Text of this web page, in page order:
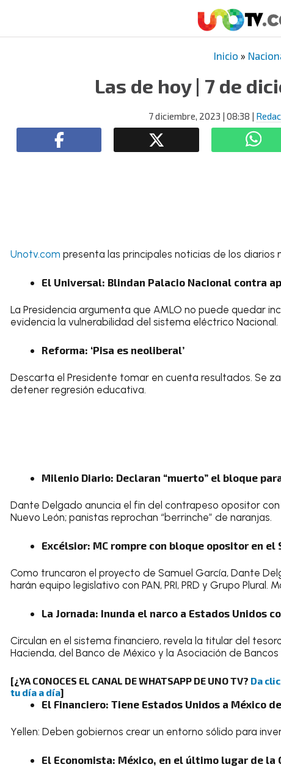
Inicio »
Las de hoy | 7 de
7 diciembre, 2023 | 08:38 |
Unotv.com presenta las principales noticias de los
El Universal: Blindan Palacio Nacional contra
La Presidencia argumenta que AMLO no puede quedar
evidencia la vulnerabilidad del sistema eléctrico Nacional.
Reforma: ‘Pisa es neoliberal’
Descarta el Presidente tomar en cuenta resultados. Se
detener regresión educativa.
Milenio Diario: Declaran “muerto” el bloque
Dante Delgado anuncia el fin del contrapeso opositor
Nuevo León; panistas reprochan “berrinche” de naranjas.
Excélsior: MC rompre con bloque opositor en el
Como truncaron el proyecto de Samuel García, Dante
harán equipo legislativo con PAN, PRI, PRD y Grupo
La Jornada: Inunda el narco a Estados Unidos
Circulan en el sistema financiero, revela la titular del
Hacienda, del Banco de México y la Asociación de
[¿YA CONOCES EL CANAL DE WHATSAPP DE UNO TV? Da
tu día a día]
El Financiero: Tiene Estados Unidos a México
Yellen: Deben gobiernos crear un entorno sólido para
El Economista: México, en el último lugar de la